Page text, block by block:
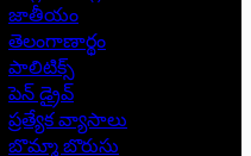
జాతీయం
తెలంగాణార్థం
పాలిటిక్స్
పెన్ డ్రైవ్
ప్రత్యేక వ్యాసాలు
బొమ్మా బొరుసు